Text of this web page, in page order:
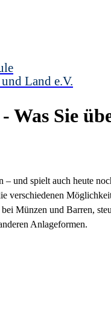
Land e.V.
Sie
und spielt auch heute
verschiedenen
Münzen und Barren,
Anlageformen.